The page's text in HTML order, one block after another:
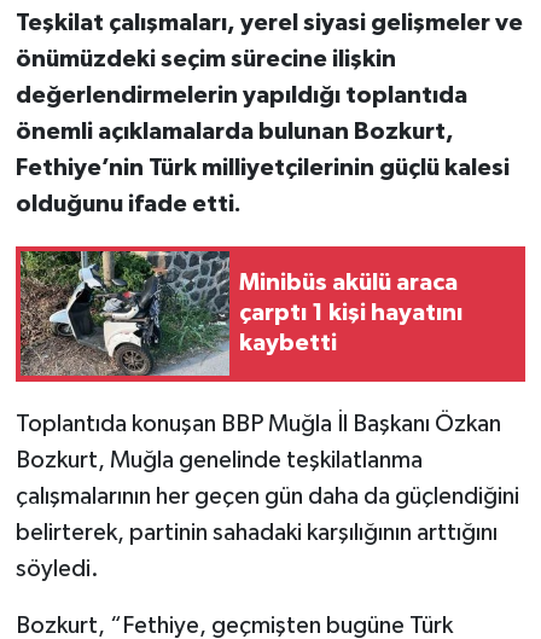
Teşkilat çalışmaları, yerel siyasi gelişmeler ve
önümüzdeki seçim sürecine ilişkin
değerlendirmelerin yapıldığı toplantıda
önemli açıklamalarda bulunan Bozkurt,
Fethiye’nin Türk milliyetçilerinin güçlü kalesi
olduğunu ifade etti.
Minibüs akülü araca
çarptı 1 kişi hayatını
kaybetti
Toplantıda konuşan BBP Muğla İl Başkanı Özkan
Bozkurt, Muğla genelinde teşkilatlanma
çalışmalarının her geçen gün daha da güçlendiğini
belirterek, partinin sahadaki karşılığının arttığını
söyledi.
Bozkurt, “Fethiye, geçmişten bugüne Türk